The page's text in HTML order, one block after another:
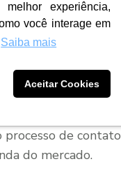
experiência,
você interage em
Saiba mais
Aceitar Cookies
de compra.
do consumidor é a
de informações
Em resposta a
processo de contato
do mercado.